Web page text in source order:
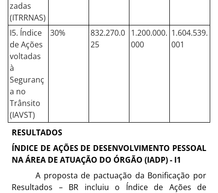
zadas
(ITRRNAS)
I5. Índice
de Ações
voltadas
à
Seguranç
a no
Trânsito
(IAVST)
30%
832.270.0
25
1.200.000.
000
1.604.539.
001
RESULTADOS
ÍNDICE DE AÇÕES DE DESENVOLVIMENTO PESSOAL
NA ÁREA DE ATUAÇÃO DO ÓRGÃO (IADP) - I1
A proposta de pactuação da Bonificação por
Resultados – BR incluiu o Índice de Ações de